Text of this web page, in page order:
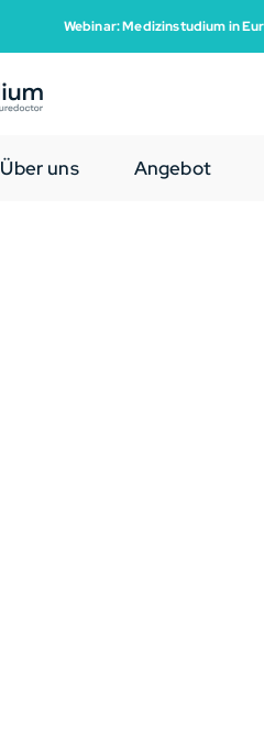
Webinar: Medizinstudium in
Über uns Angebot